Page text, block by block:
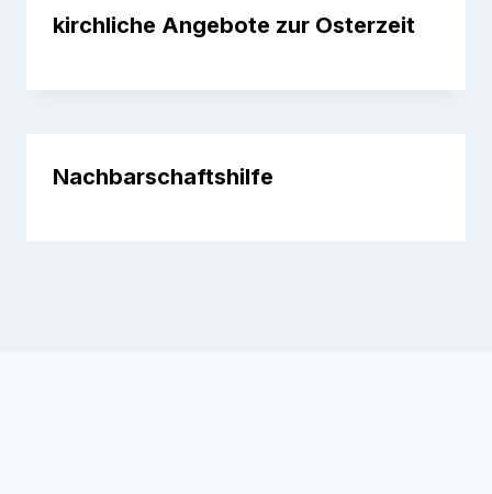
kirchliche Angebote zur Osterzeit
Nachbarschaftshilfe